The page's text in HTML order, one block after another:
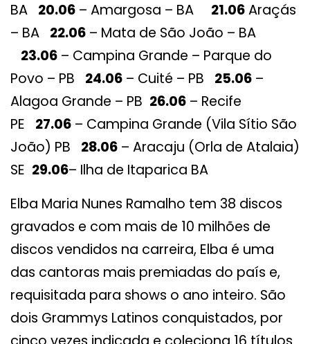
BA 20.06 – Amargosa – BA 21.06Araçás
– BA 22.06 – Mata de São João – BA
23.06 – Campina Grande – Parque do
Povo – PB 24.06 – Cuité – PB 25.06 –
Alagoa Grande – PB 26.06 – Recife
PE 27.06 – Campina Grande (Vila Sítio São
João) PB 28.06 – Aracaju (Orla de Atalaia)
SE 29.06– Ilha de Itaparica BA
Elba Maria Nunes Ramalho tem 38 discos
gravados e com mais de 10 milhões de
discos vendidos na carreira, Elba é uma
das cantoras mais premiadas do país e,
requisitada para shows o ano inteiro. São
dois Grammys Latinos conquistados, por